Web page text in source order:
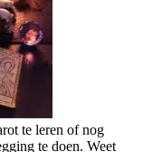
te leren of nog
te doen. Weet